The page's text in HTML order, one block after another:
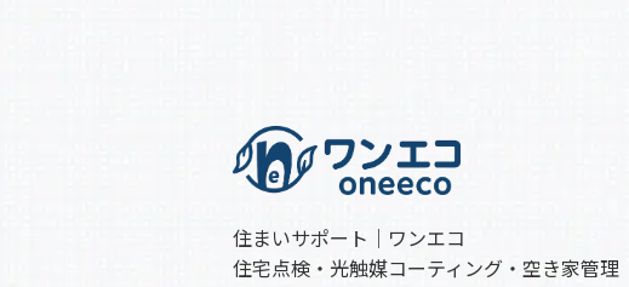
住まいサポート｜ワンエコ
住宅点検・光触媒コーティング・空き家管理